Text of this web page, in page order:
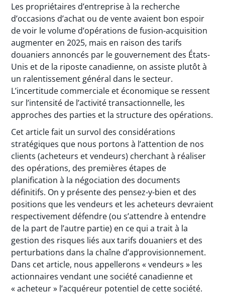
Les propriétaires d’entreprise à la recherche
d’occasions d’achat ou de vente avaient bon espoir
de voir le volume d’opérations de fusion-acquisition
augmenter en 2025, mais en raison des tarifs
douaniers annoncés par le gouvernement des États-
Unis et de la riposte canadienne, on assiste plutôt à
un ralentissement général dans le secteur.
L’incertitude commerciale et économique se ressent
sur l’intensité de l’activité transactionnelle, les
approches des parties et la structure des opérations.
Cet article fait un survol des considérations
stratégiques que nous portons à l’attention de nos
clients (acheteurs et vendeurs) cherchant à réaliser
des opérations, des premières étapes de
planification à la négociation des documents
définitifs. On y présente des pensez-y-bien et des
positions que les vendeurs et les acheteurs devraient
respectivement défendre (ou s’attendre à entendre
de la part de l’autre partie) en ce qui a trait à la
gestion des risques liés aux tarifs douaniers et des
perturbations dans la chaîne d’approvisionnement.
Dans cet article, nous appellerons « vendeurs » les
actionnaires vendant une société canadienne et
« acheteur » l’acquéreur potentiel de cette société.